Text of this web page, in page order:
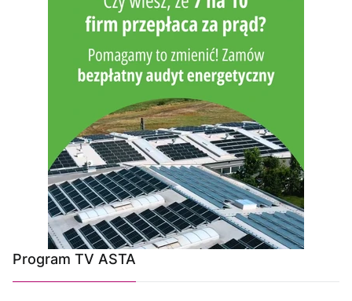
Program TV ASTA